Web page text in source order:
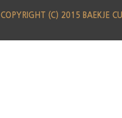
COPYRIGHT (C) 2015 BAEKJE